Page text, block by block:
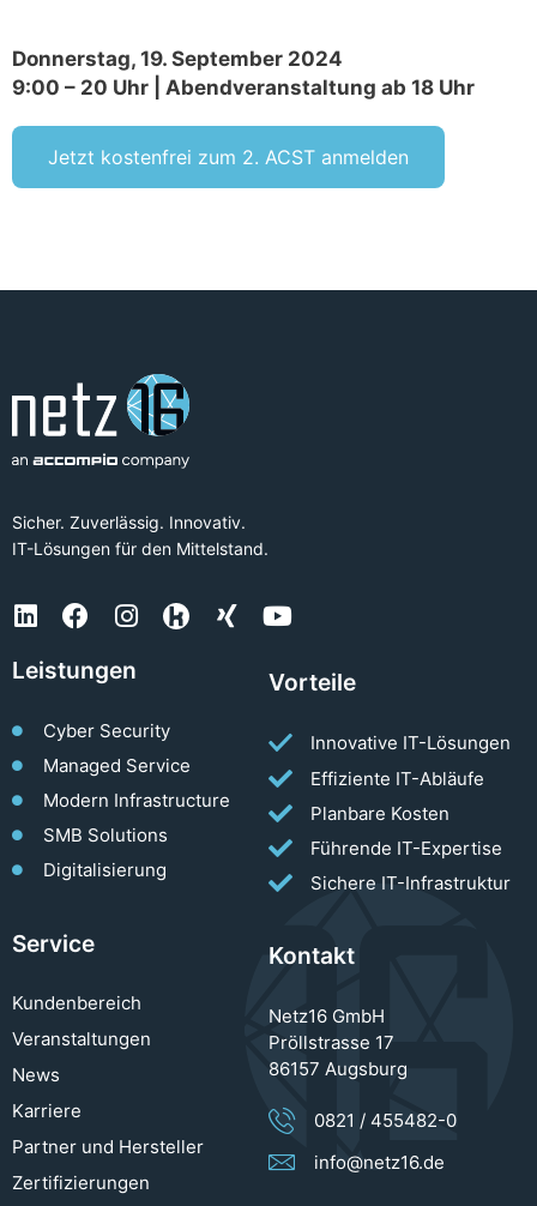
Donnerstag, 19. September 2024
9:00 – 20 Uhr | Abendveranstaltung ab 18 Uhr
Jetzt kostenfrei zum 2. ACST anmelden
Sicher. Zuverlässig. Innovativ.
IT-Lösungen für den Mittelstand.
Leistungen
Cyber Security
Managed Service
Modern Infrastructure
SMB Solutions
Digitalisierung
Vorteile
Innovative IT-Lösungen
Effiziente IT-Abläufe
Planbare Kosten
Führende IT-Expertise
Sichere IT-Infrastruktur
Service
Kundenbereich
Veranstaltungen
News
Karriere
Partner und Hersteller
Zertifizierungen
Kontakt
Netz16 GmbH
Pröllstrasse 17
86157 Augsburg
0821 / 455482-0
info@netz16.de